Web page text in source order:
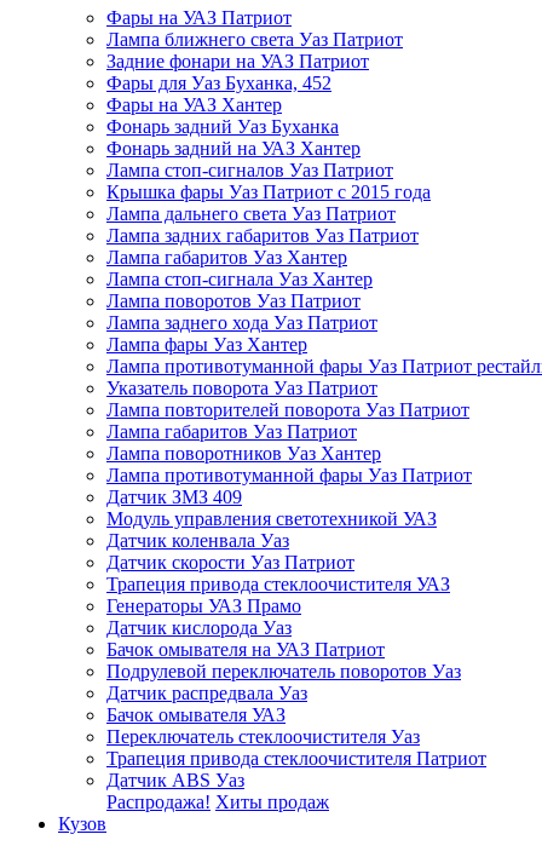
Фары на УАЗ Патриот
Лампа ближнего света Уаз Патриот
Задние фонари на УАЗ Патриот
Фары для Уаз Буханка, 452
Фары на УАЗ Хантер
Фонарь задний Уаз Буханка
Фонарь задний на УАЗ Хантер
Лампа стоп-сигналов Уаз Патриот
Крышка фары Уаз Патриот с 2015 года
Лампа дальнего света Уаз Патриот
Лампа задних габаритов Уаз Патриот
Лампа габаритов Уаз Хантер
Лампа стоп-сигнала Уаз Хантер
Лампа поворотов Уаз Патриот
Лампа заднего хода Уаз Патриот
Лампа фары Уаз Хантер
Лампа противотуманной фары Уаз Патриот
Указатель поворота Уаз Патриот
Лампа повторителей поворота Уаз Патриот
Лампа габаритов Уаз Патриот
Лампа поворотников Уаз Хантер
Лампа противотуманной фары Уаз Патриот
Датчик ЗМЗ 409
Модуль управления светотехникой УАЗ
Датчик коленвала Уаз
Датчик скорости Уаз Патриот
Трапеция привода стеклоочистителя УАЗ
Генераторы УАЗ Прамо
Датчик кислорода Уаз
Бачок омывателя на УАЗ Патриот
Подрулевой переключатель поворотов Уаз
Датчик распредвала Уаз
Бачок омывателя УАЗ
Переключатель стеклоочистителя Уаз
Трапеция привода стеклоочистителя Патриот
Датчик ABS Уаз
Распродажа! Хиты продаж
Кузов